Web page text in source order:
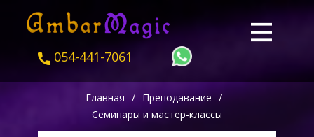
054-441-7061
Главная / Преподавание /
Семинары и мастер-классы